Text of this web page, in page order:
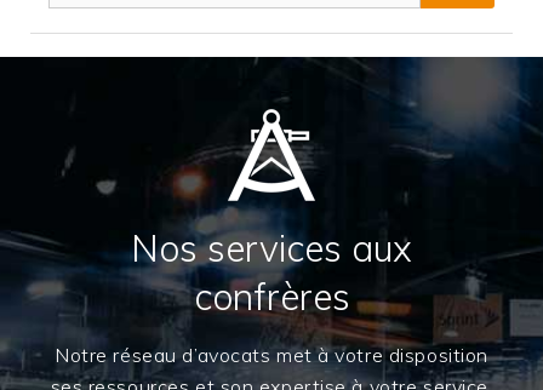
Nos services aux
confrères
Notre réseau d’avocats met à votre disposition